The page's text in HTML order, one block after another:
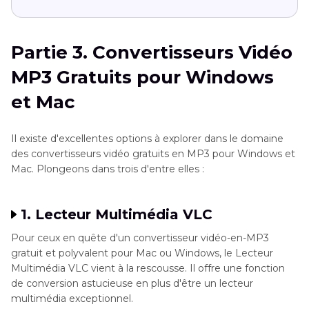
Partie 3. Convertisseurs Vidéo
MP3 Gratuits pour Windows
et Mac
Il existe d'excellentes options à explorer dans le domaine
des convertisseurs vidéo gratuits en MP3 pour Windows et
Mac. Plongeons dans trois d'entre elles :
1. Lecteur Multimédia VLC
Pour ceux en quête d'un convertisseur vidéo-en-MP3
gratuit et polyvalent pour Mac ou Windows, le Lecteur
Multimédia VLC vient à la rescousse. Il offre une fonction
de conversion astucieuse en plus d'être un lecteur
multimédia exceptionnel.